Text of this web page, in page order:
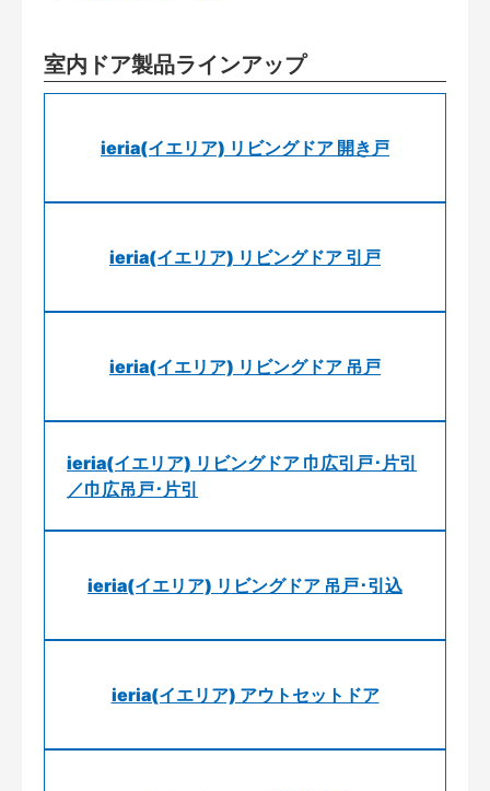
室内ドア製品ラインアップ
ieria(イエリア) リビングドア 開き戸
ieria(イエリア) リビングドア 引戸
ieria(イエリア) リビングドア 吊戸
ieria(イエリア) リビングドア 巾広引戸･片引
／巾広吊戸･片引
ieria(イエリア) リビングドア 吊戸･引込
ieria(イエリア) アウトセットドア